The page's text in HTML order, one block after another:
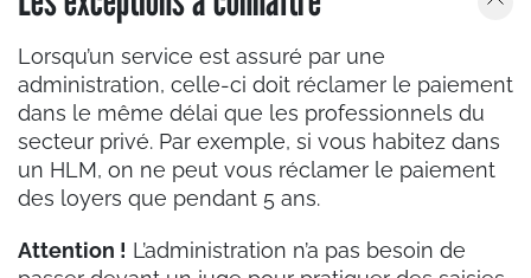
Lorsqu’un service est assuré par une
administration, celle-ci doit réclamer le paiement
dans le même délai que les professionnels du
secteur privé. Par exemple, si vous habitez dans
un HLM, on ne peut vous réclamer le paiement
des loyers que pendant 5 ans.
Attention ! L’administration n’a pas besoin de